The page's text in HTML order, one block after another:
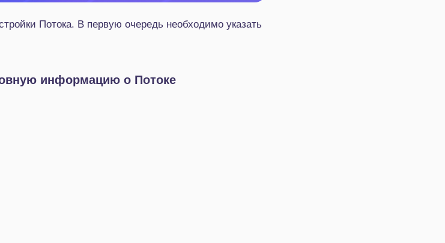
Потока. В первую очередь необходимо указать
информацию о Потоке